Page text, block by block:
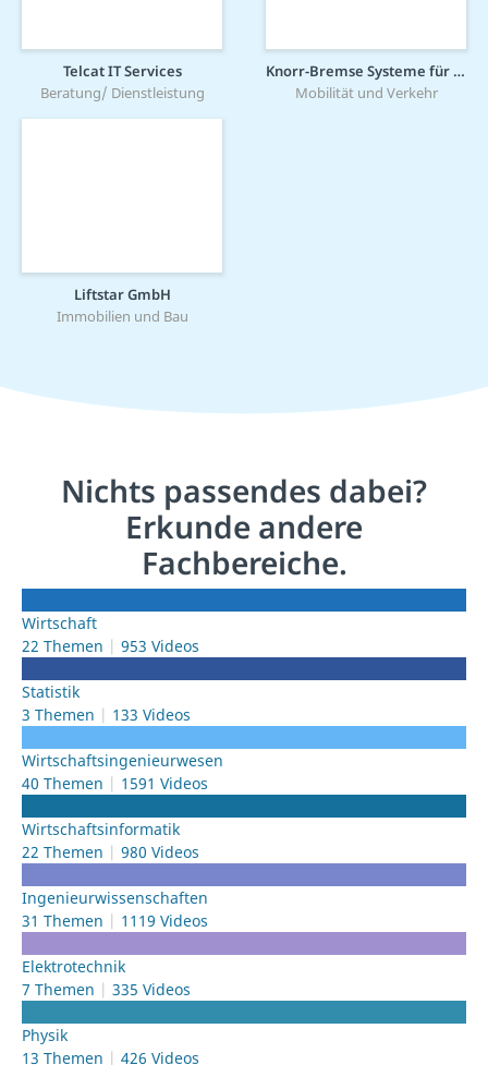
Telcat IT Services
Beratung/ Dienstleistung
Knorr-Bremse Systeme für Schienenfahrzeuge GmbH
Mobilität und Verkehr
Liftstar GmbH
Immobilien und Bau
Nichts passendes dabei?
Erkunde andere
Fachbereiche.
Wirtschaft
22 Themen
953 Videos
Statistik
3 Themen
133 Videos
Wirtschafts­ingenieurwesen
40 Themen
1591 Videos
Wirtschafts­informatik
22 Themen
980 Videos
Ingenieur­wissenschaften
31 Themen
1119 Videos
Elektrotechnik
7 Themen
335 Videos
Physik
13 Themen
426 Videos